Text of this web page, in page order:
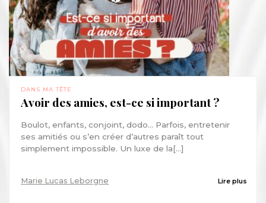
DANS MA TÊTE
Avoir des amies, est-ce si important ?
Boulot, enfants, conjoint, dodo… Parfois, entretenir
ses amitiés ou s’en créer d’autres paraît tout
simplement impossible. Un luxe de la[...]
Marie Lucas Leborgne Lire plus